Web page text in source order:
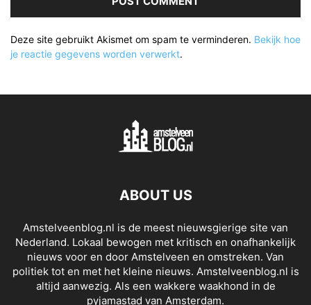
Deze site gebruikt Akismet om spam te verminderen. Bekijk hoe
je reactie gegevens worden verwerkt.
ABOUT US
Amstelveenblog.nl is de meest nieuwsgierige site van
Nederland. Lokaal bewogen met kritisch en onafhankelijk
nieuws voor en door Amstelveen en omstreken. Van
politiek tot en met het kleine nieuws. Amstelveenblog.nl is
altijd aanwezig. Als een wakkere waakhond in de
pyjamastad van Amsterdam.